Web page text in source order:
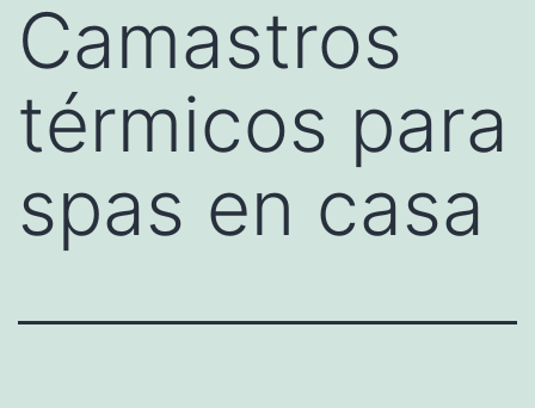
Camastros
térmicos para
spas en casa